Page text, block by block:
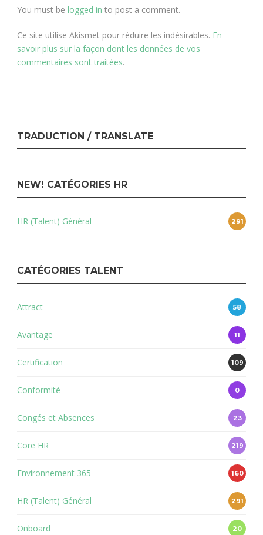
You must be logged in to post a comment.
Ce site utilise Akismet pour réduire les indésirables. En
savoir plus sur la façon dont les données de vos
commentaires sont traitées.
TRADUCTION / TRANSLATE
NEW! CATÉGORIES HR
HR (Talent) Général 291
CATÉGORIES TALENT
Attract 58
Avantage 11
Certification 109
Conformité 0
Congés et Absences 23
Core HR 219
Environnement 365 160
HR (Talent) Général 291
Onboard 20